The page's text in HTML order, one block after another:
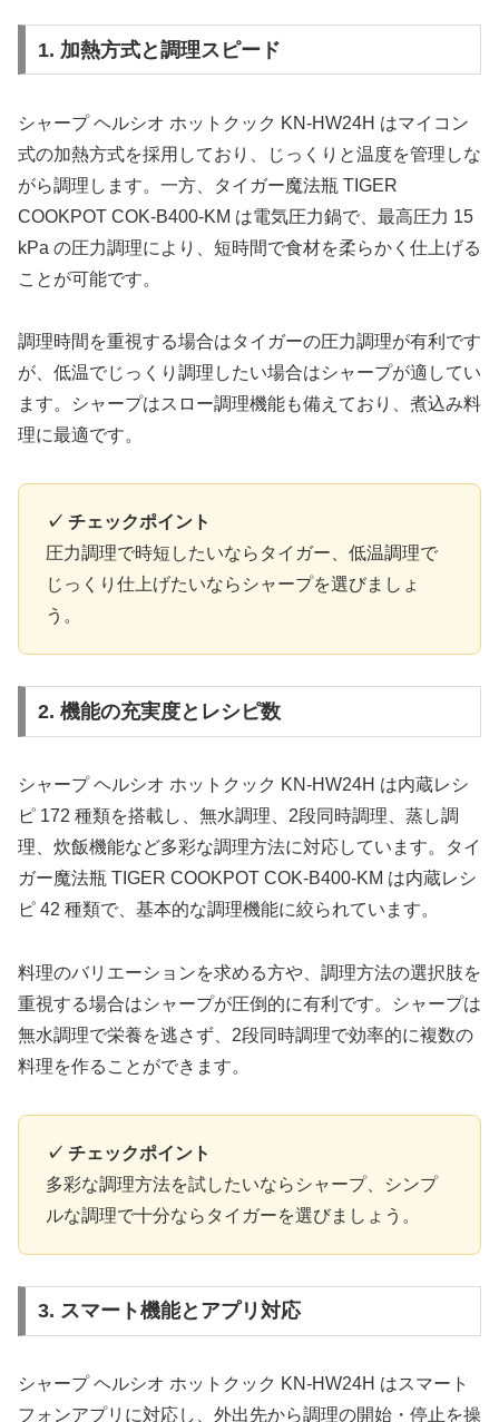
1. 加熱方式と調理スピード
シャープ ヘルシオ ホットクック KN-HW24H はマイコン
式の加熱方式を採用しており、じっくりと温度を管理しな
がら調理します。一方、タイガー魔法瓶 TIGER
COOKPOT COK-B400-KM は電気圧力鍋で、最高圧力 15
kPa の圧力調理により、短時間で食材を柔らかく仕上げる
ことが可能です。
調理時間を重視する場合はタイガーの圧力調理が有利です
が、低温でじっくり調理したい場合はシャープが適してい
ます。シャープはスロー調理機能も備えており、煮込み料
理に最適です。
✓ チェックポイント
圧力調理で時短したいならタイガー、低温調理で
じっくり仕上げたいならシャープを選びましょ
う。
2. 機能の充実度とレシピ数
シャープ ヘルシオ ホットクック KN-HW24H は内蔵レシ
ピ 172 種類を搭載し、無水調理、2段同時調理、蒸し調
理、炊飯機能など多彩な調理方法に対応しています。タイ
ガー魔法瓶 TIGER COOKPOT COK-B400-KM は内蔵レシ
ピ 42 種類で、基本的な調理機能に絞られています。
料理のバリエーションを求める方や、調理方法の選択肢を
重視する場合はシャープが圧倒的に有利です。シャープは
無水調理で栄養を逃さず、2段同時調理で効率的に複数の
料理を作ることができます。
✓ チェックポイント
多彩な調理方法を試したいならシャープ、シンプ
ルな調理で十分ならタイガーを選びましょう。
3. スマート機能とアプリ対応
シャープ ヘルシオ ホットクック KN-HW24H はスマート
フォンアプリに対応し、外出先から調理の開始・停止を操